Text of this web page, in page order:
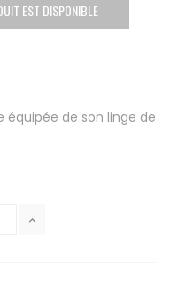
EST DISPONIBLE
équipée de son linge de